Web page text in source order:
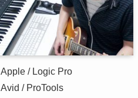
Apple / Logic Pro
Avid / ProTools